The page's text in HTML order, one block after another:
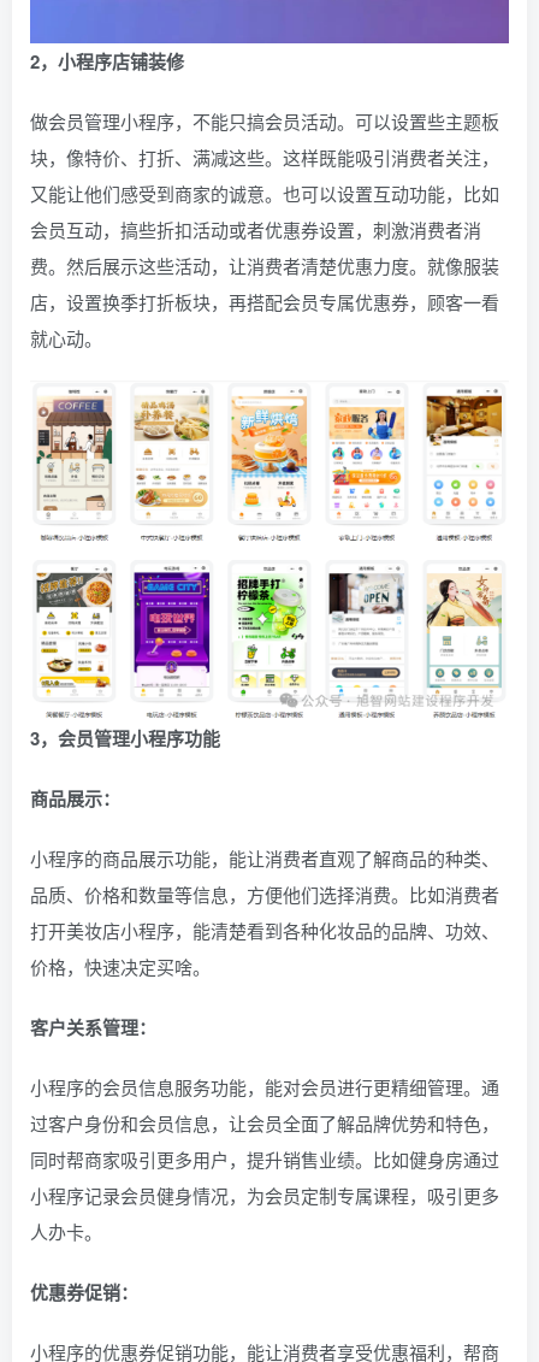
2，小程序店铺装修
做会员管理小程序，不能只搞会员活动。可以设置些主题板
块，像特价、打折、满减这些。这样既能吸引消费者关注，
又能让他们感受到商家的诚意。也可以设置互动功能，比如
会员互动，搞些折扣活动或者优惠券设置，刺激消费者消
费。然后展示这些活动，让消费者清楚优惠力度。就像服装
店，设置换季打折板块，再搭配会员专属优惠券，顾客一看
就心动。
3，会员管理小程序功能
商品展示：
小程序的商品展示功能，能让消费者直观了解商品的种类、
品质、价格和数量等信息，方便他们选择消费。比如消费者
打开美妆店小程序，能清楚看到各种化妆品的品牌、功效、
价格，快速决定买啥。
客户关系管理：
小程序的会员信息服务功能，能对会员进行更精细管理。通
过客户身份和会员信息，让会员全面了解品牌优势和特色，
同时帮商家吸引更多用户，提升销售业绩。比如健身房通过
小程序记录会员健身情况，为会员定制专属课程，吸引更多
人办卡。
优惠券促销：
小程序的优惠券促销功能，能让消费者享受优惠福利，帮商